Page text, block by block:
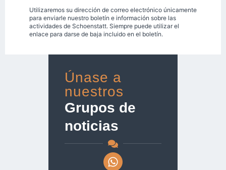
Utilizaremos su dirección de correo electrónico únicamente
para enviarle nuestro boletín e información sobre las
actividades de Schoenstatt. Siempre puede utilizar el
enlace para darse de baja incluido en el boletín.
Únase a
nuestros
Grupos de
noticias